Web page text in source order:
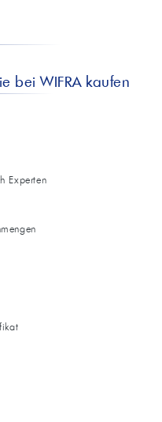
bei WIFRA kaufen
Experten